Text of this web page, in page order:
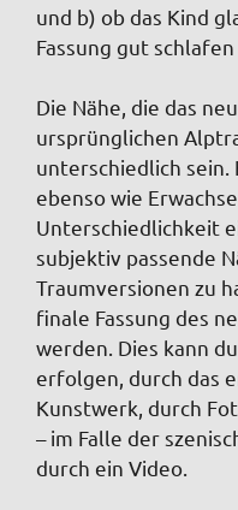
und b) ob das Kind
Fassung gut schlafen
Die Nähe, die das
ursprünglichen
unter­schiedlich sein.
ebenso wie
Unterschiedlichkeit
subjektiv passende
Traumversionen zu
finale Fassung des
werden. Dies kann
erfolgen, durch das
Kunstwerk, durch
– im Falle der
durch ein Video.